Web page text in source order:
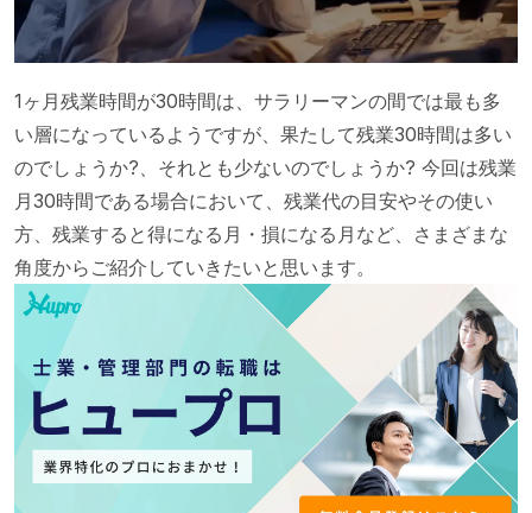
1ヶ月残業時間が30時間は、サラリーマンの間では最も多
い層になっているようですが、果たして残業30時間は多い
のでしょうか?、それとも少ないのでしょうか? 今回は残業
月30時間である場合において、残業代の目安やその使い
方、残業すると得になる月・損になる月など、さまざまな
角度からご紹介していきたいと思います。